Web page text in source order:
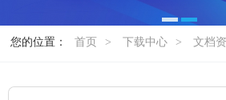
您的位置： 首页 > 下载中心 > 文档